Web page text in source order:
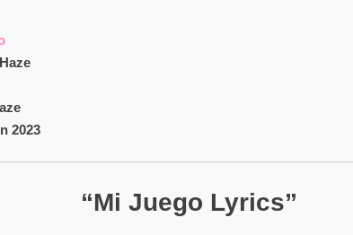
2023
“Mi Juego Lyrics”